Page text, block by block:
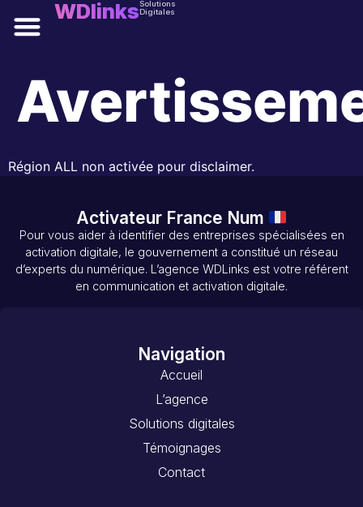
WDlinksSolutions
Digitales
Région ALL non activée pour disclaimer.
Activateur France Num
Pour vous aider à identifier des entreprises spécialisées en
activation digitale, le gouvernement a constitué un réseau
d’experts du numérique. L’agence WDLinks est votre référent
en communication et activation digitale.
Navigation
Accueil
L’agence
Solutions digitales
Témoignages
Contact